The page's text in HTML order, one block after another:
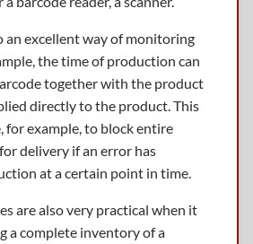
an excellent way of monitoring
the time of production can
together with the product
directly to the product. This
for example, to block entire
delivery if an error has
at a certain point in time.
are also very practical when it
a complete inventory of a